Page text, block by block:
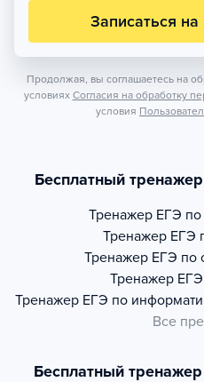
Записаться
Продолжая, вы соглашаетесь на
условиях Согласия на обработку
условия
Бесплатный
Тренажер ЕГЭ по
Тренажер ЕГЭ
Тренажер ЕГЭ по
Тренажер
Тренажер ЕГЭ по
Все
Бесплатный